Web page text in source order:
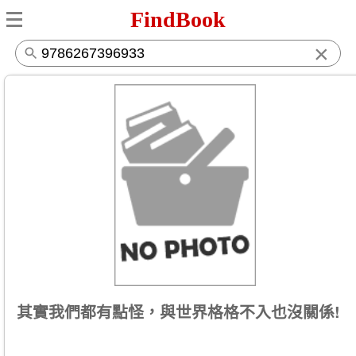
FindBook
×
其實我們都有點怪，與世界格格不入也沒關係!